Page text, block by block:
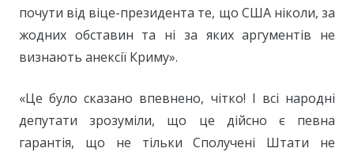
почути від віце-президента те, що США ніколи, за
жодних обставин та ні за яких аргументів не
визнають анексії Криму».
«Це було сказано впевнено, чітко! І всі народні
депутати зрозуміли, що це дійсно є певна
гарантія, що не тільки Сполучені Штати не